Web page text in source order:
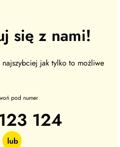
się z nami!
najszybciej jak tylko to możliwe
pod numer
124
lub